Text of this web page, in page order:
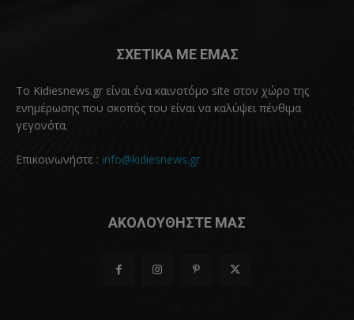
ΣΧΕΤΙΚΑ ΜΕ ΕΜΑΣ
Το Kidiesnews.gr είναι ένα καινοτόμο site στον χώρο της
ενημέρωσης που σκοπός του είναι να καλύψει πένθιμα
γεγονότα.
Επικοινωνήστε : info@kidiesnews.gr
ΑΚΟΛΟΥΘΗΣΤΕ ΜΑΣ